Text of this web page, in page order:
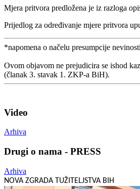
Mjera pritvora predložena je iz razloga
Prijedlog za određivanje mjere pritvora
*napomena o načelu presumpcije nevinosti
Ovom objavom ne prejudicira se ishod
(članak 3. stavak 1. ZKP-a BiH).
Video
Arhiva
Drugi o nama - PRESS
Arhiva
NOVA ZGRADA TUŽITELJSTVA BIH